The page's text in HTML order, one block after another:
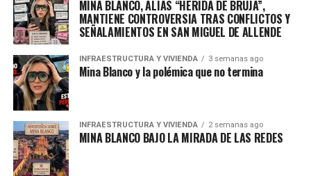
losaranceles, y en particular con México , porque
ademáshay un convenio que establece que no debe
cobrarse 2 veces el impuesto porque es
discriminatorio, pero es bueno, por lo pronto, que haya
bajado de 5 a 3.5 por ciento”, agregó.
La Presidenta reiteró que la aprobación del
Congreso estadounidense aplica para todos los
países y no exclusivamente para México, y acotó que
para el País las remesas representan alrededor del 3%
del Producto Interno Bruto (PIB), mientras que para
MINA BLANCO, ALIAS “HERIDA DE BRUJA”,
MANTIENE CONTROVERSIA TRAS CONFLICTOS Y
SEÑALAMIENTOS EN SAN MIGUEL DE ALLENDE
INFRAESTRUCTURA Y VIVIENDA 3 semanas ago
Mina Blanco y la polémica que no termina
INFRAESTRUCTURA Y VIVIENDA 2 semanas ago
MINA BLANCO BAJO LA MIRADA DE LAS REDES